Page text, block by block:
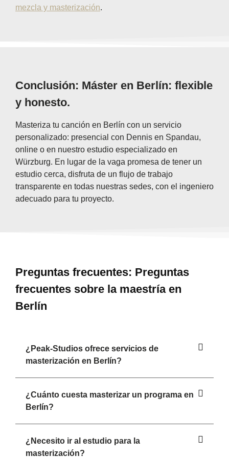
mezcla y masterización.
Conclusión: Máster en Berlín: flexible
y honesto.
Masteriza tu canción en Berlín con un servicio
personalizado: presencial con Dennis en Spandau,
online o en nuestro estudio especializado en
Würzburg. En lugar de la vaga promesa de tener un
estudio cerca, disfruta de un flujo de trabajo
transparente en todas nuestras sedes, con el ingeniero
adecuado para tu proyecto.
Preguntas frecuentes: Preguntas
frecuentes sobre la maestría en
Berlín
¿Peak-Studios ofrece servicios de
masterización en Berlín?
¿Cuánto cuesta masterizar un programa en
Berlín?
¿Necesito ir al estudio para la
masterización?